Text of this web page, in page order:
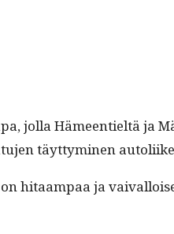
jol­la Hämeen­tieltä ja
täyt­tymi­nen
hitaam­paa ja